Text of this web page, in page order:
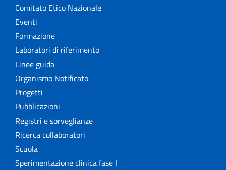
Comitato Etico Nazionale
Eventi
Formazione
Laboratori di riferimento
Linee guida
Organismo Notificato
Progetti
Pubblicazioni
Registri e sorveglianze
Ricerca collaboratori
Scuola
Sperimentazione clinica fase I